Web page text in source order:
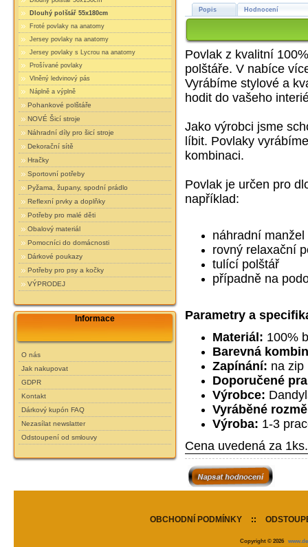
Dlouhý polštář 55x180cm
Froté povlaky na anatomy
Jersey povlaky na anatomy
Jersey povlaky s Lycrou na anatomy
Prošívané povlaky
Vlněný ledvinový pás
Náplně a výplně
Pohankové polštáře
NOVÉ Šicí stroje
Náhradní díly pro šicí stroje
Dekorační sítě
Hračky
Sportovní potřeby
Pyžama, župany, spodní prádlo
Reflexní prvky a doplňky
Potřeby pro malé děti
Obalový materiál
Pomocníci do domácnosti
Dárkové poukazy
Potřeby pro psy a kočky
VÝPRODEJ
Informace
O nás
Jak nakupovat
GDPR
Kontakt
Dárkový kupón FAQ
Nezasílat newslatter
Odstoupení od smlouvy
Popis Hodnocení
Povlak z kvalitní
polštáře. V nabíce
Vyrábíme stylové a
hodit do vašeho
Jako výrobci jsme
líbit. Povlaky
kombinaci.
Povlak je určen pro
například:
náhradní manžel
rovný relaxační
tulící polštář
případně na
Parametry a
Materiál: 100%
Barevná
Zapínání: na zip
Doporučené
Výrobce:
Vyráběné
Výroba: 1-3
Cena uvedená za 1ks.
OBCHODNÍ PODMÍNKY ::
Copyright © 2026